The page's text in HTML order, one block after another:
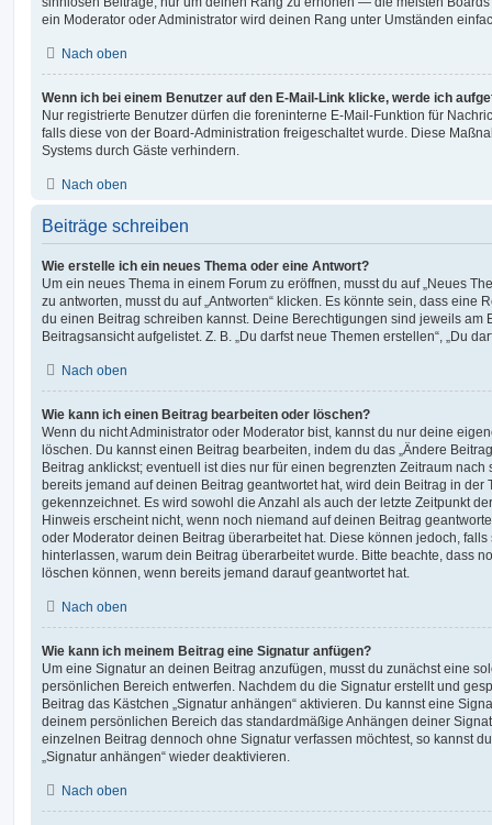
ein Moderator oder Administrator wird deinen Rang unter Umständen
Nach oben
Wenn ich bei einem Benutzer auf den E-Mail-Link klicke, werde ich
Nur registrierte Benutzer dürfen die foreninterne E-Mail-Funktion für
falls diese von der Board-Administration freigeschaltet wurde. Diese
Systems durch Gäste verhindern.
Nach oben
Beiträge schreiben
Wie erstelle ich ein neues Thema oder eine Antwort?
Um ein neues Thema in einem Forum zu eröffnen, musst du auf „Neues
zu antworten, musst du auf „Antworten“ klicken. Es könnte sein, dass eine
du einen Beitrag schreiben kannst. Deine Berechtigungen sind jeweils am
Beitragsansicht aufgelistet. Z. B. „Du darfst neue Themen erstellen“, „Du
Nach oben
Wie kann ich einen Beitrag bearbeiten oder löschen?
Wenn du nicht Administrator oder Moderator bist, kannst du nur deine
löschen. Du kannst einen Beitrag bearbeiten, indem du das „Ändere
Beitrag anklickst; eventuell ist dies nur für einen begrenzten Zeitraum
bereits jemand auf deinen Beitrag geantwortet hat, wird dein Beitrag in der
gekennzeichnet. Es wird sowohl die Anzahl als auch der letzte Zeitpunkt
Hinweis erscheint nicht, wenn noch niemand auf deinen Beitrag
oder Moderator deinen Beitrag überarbeitet hat. Diese können jedoch,
hinterlassen, warum dein Beitrag überarbeitet wurde. Bitte beachte, dass
löschen können, wenn bereits jemand darauf geantwortet hat.
Nach oben
Wie kann ich meinem Beitrag eine Signatur anfügen?
Um eine Signatur an deinen Beitrag anzufügen, musst du zunächst eine
persönlichen Bereich entwerfen. Nachdem du die Signatur erstellt und
Beitrag das Kästchen „Signatur anhängen“ aktivieren. Du kannst eine
deinem persönlichen Bereich das standardmäßige Anhängen deiner
einzelnen Beitrag dennoch ohne Signatur verfassen möchtest, so kannst
„Signatur anhängen“ wieder deaktivieren.
Nach oben